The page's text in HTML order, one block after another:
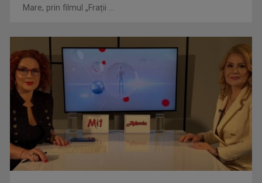
„Cerul” trupei Proconsul – a şasea cea mai votată piesă în
concursul „Cerbul ...
Mare, prin filmul „Frații ...